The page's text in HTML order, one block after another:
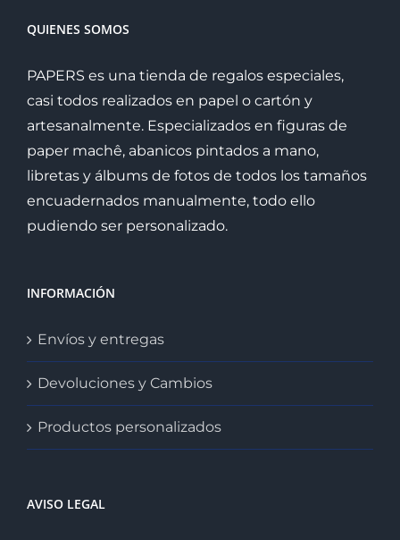
QUIENES SOMOS
PAPERS es una tienda de regalos especiales,
casi todos realizados en papel o cartón y
artesanalmente. Especializados en figuras de
paper machê, abanicos pintados a mano,
libretas y álbums de fotos de todos los tamaños
encuadernados manualmente, todo ello
pudiendo ser personalizado.
INFORMACIÓN
Envíos y entregas
Devoluciones y Cambios
Productos personalizados
AVISO LEGAL